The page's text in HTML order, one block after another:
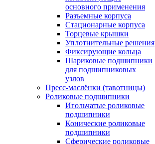
основного применения
Разъемные корпуса
Стационарные корпуса
Торцевые крышки
Уплотнительные решения
Фиксирующие кольца
Шариковые подшипники
для подшипниковых
узлов
Пресс-маслёнки (тавотницы)
Роликовые подшипники
Игольчатые роликовые
подшипники
Конические роликовые
подшипники
Сферические роликовые